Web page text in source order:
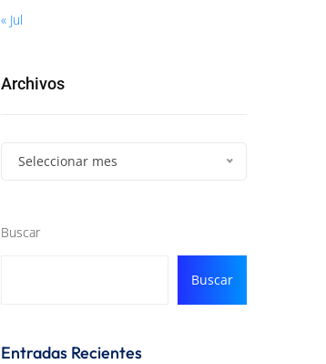
« Jul
Archivos
Seleccionar mes
Buscar
Buscar
Entradas Recientes